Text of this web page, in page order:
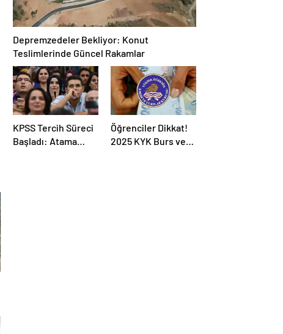
Depremzedeler Bekliyor: Konut
Teslimlerinde Güncel Rakamlar
KPSS Tercih Süreci
Başladı: Atama
Öğrenciler Dikkat!
2025 KYK Burs ve